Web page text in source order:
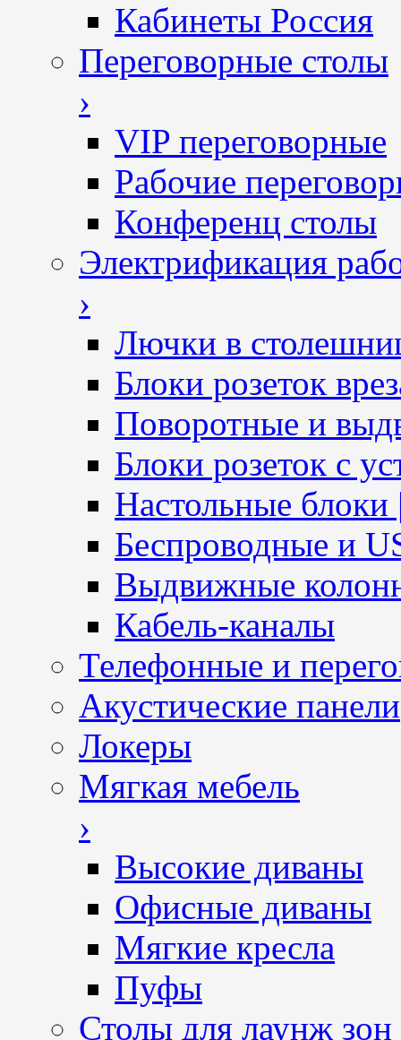
Кабинеты Россия
Переговорные столы
›
VIP переговорные
Рабочие
Конференц столы
Электрификация
›
Лючки в
Блоки розеток
Поворотные и
Блоки розеток с
Настольные блоки
Беспроводные и
Выдвижные
Кабель-каналы
Телефонные и
Акустические панели
Локеры
Мягкая мебель
›
Высокие диваны
Офисные диваны
Мягкие кресла
Пуфы
Столы для лаунж зон